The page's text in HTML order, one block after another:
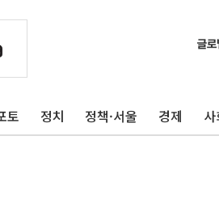
토 정치 정책·서울 경제 사